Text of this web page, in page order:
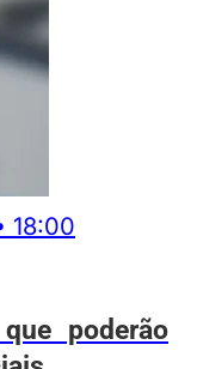
18:00
poderão